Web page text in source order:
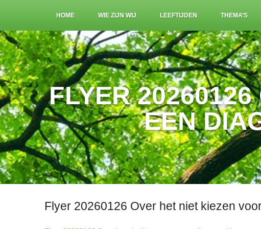
HOME WIE ZIJN WIJ LEEFTIJDEN THEMA’S
FLYER
EEN
Flyer 20260126 Over het niet kiezen